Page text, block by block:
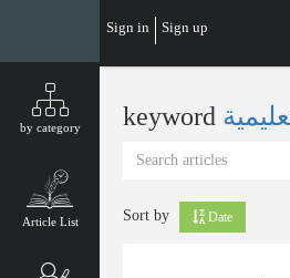
Sign in Sign up
by category
Article List
keyword
Sort by Date